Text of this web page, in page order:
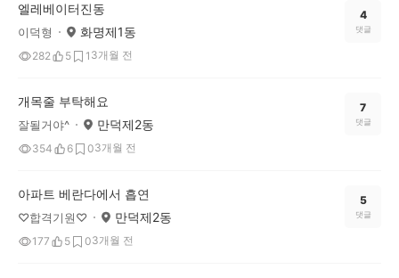
엘레베이터진동
이덕형 화명제1동
282 5 1 3개월 전
4
댓글
개목줄 부탁해요
잘될거야^ 만덕제2동
354 6 03개월 전
7
댓글
아파트 베란다에서 흡연
♡합격기원♡ 만덕제2동
177 5 03개월 전
5
댓글